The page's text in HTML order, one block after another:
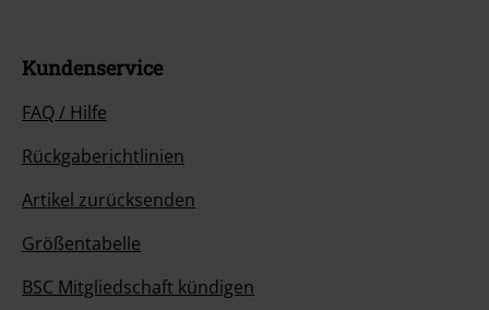
Kundenservice
FAQ / Hilfe
Rückgaberichtlinien
Artikel zurücksenden
Größentabelle
BSC Mitgliedschaft kündigen